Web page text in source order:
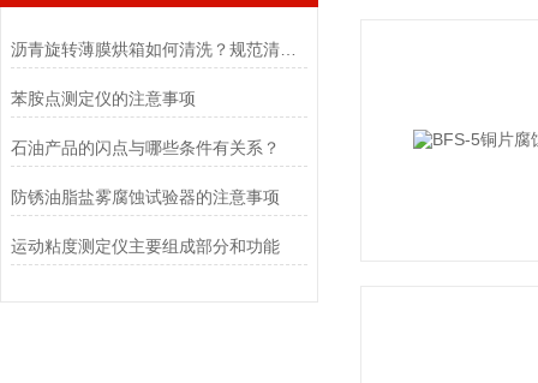
沥青旋转薄膜烘箱如何清洗？规范清洗守护检测精度
苯胺点测定仪的注意事项
石油产品的闪点与哪些条件有关系？
防锈油脂盐雾腐蚀试验器的注意事项
运动粘度测定仪主要组成部分和功能